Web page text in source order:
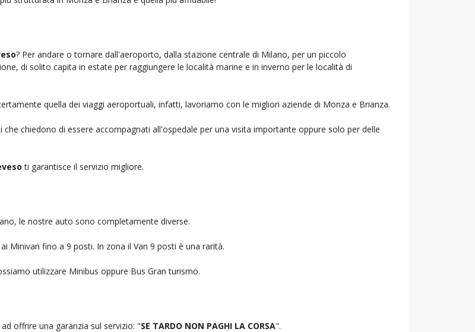
? Per andare o tornare dall'aeroporto, dalla stazione centrale di Milano, per un piccolo
di solito capita in estate per raggiungere le località marine e in inverno per le località di
quella dei viaggi aeroportuali, infatti, lavoriamo con le migliori aziende di Monza e Brianza.
chiedono di essere accompagnati all'ospedale per una visita importante oppure solo per delle
ti garantisce il servizio migliore.
le nostre auto sono completamente diverse.
Minivan fino a 9 posti. In zona il Van 9 posti è una rarità.
utilizzare Minibus oppure Bus Gran turismo.
offrire una garanzia sul servizio: "SE TARDO NON PAGHI LA CORSA".